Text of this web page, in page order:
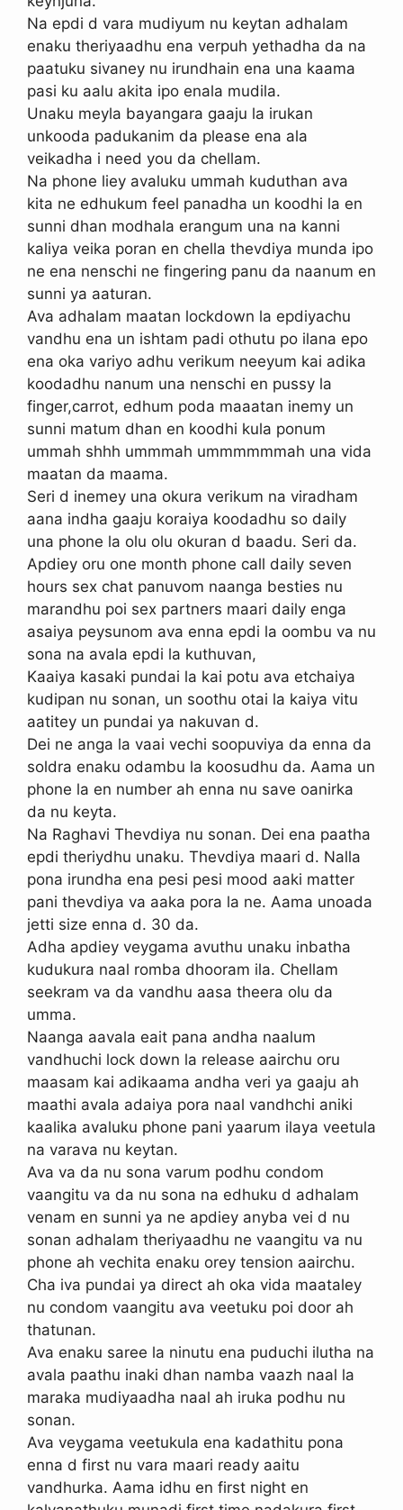
Na epdi d vara mudiyum nu keytan adhalam
enaku theriyaadhu ena verpuh yethadha da na
paatuku sivaney nu irundhain ena una kaama
pasi ku aalu akita ipo enala mudila.
Unaku meyla bayangara gaaju la irukan
unkooda padukanim da please ena ala
veikadha i need you da chellam.
Na phone liey avaluku ummah kuduthan ava
kita ne edhukum feel panadha un koodhi la en
sunni dhan modhala erangum una na kanni
kaliya veika poran en chella thevdiya munda ipo
ne ena nenschi ne fingering panu da naanum en
sunni ya aaturan.
Ava adhalam maatan lockdown la epdiyachu
vandhu ena un ishtam padi othutu po ilana epo
ena oka variyo adhu verikum neeyum kai adika
koodadhu nanum una nenschi en pussy la
finger,carrot, edhum poda maaatan inemy un
sunni matum dhan en koodhi kula ponum
ummah shhh ummmah ummmmmmah una vida
maatan da maama.
Seri d inemey una okura verikum na viradham
aana indha gaaju koraiya koodadhu so daily
una phone la olu olu okuran d baadu. Seri da.
Apdiey oru one month phone call daily seven
hours sex chat panuvom naanga besties nu
marandhu poi sex partners maari daily enga
asaiya peysunom ava enna epdi la oombu va nu
sona na avala epdi la kuthuvan,
Kaaiya kasaki pundai la kai potu ava etchaiya
kudipan nu sonan, un soothu otai la kaiya vitu
aatitey un pundai ya nakuvan d.
Dei ne anga la vaai vechi soopuviya da enna da
soldra enaku odambu la koosudhu da. Aama un
phone la en number ah enna nu save oanirka
da nu keyta.
Na Raghavi Thevdiya nu sonan. Dei ena paatha
epdi theriydhu unaku. Thevdiya maari d. Nalla
pona irundha ena pesi pesi mood aaki matter
pani thevdiya va aaka pora la ne. Aama unoada
jetti size enna d. 30 da.
Adha apdiey veygama avuthu unaku inbatha
kudukura naal romba dhooram ila. Chellam
seekram va da vandhu aasa theera olu da
umma.
Naanga aavala eait pana andha naalum
vandhuchi lock down la release aairchu oru
maasam kai adikaama andha veri ya gaaju ah
maathi avala adaiya pora naal vandhchi aniki
kaalika avaluku phone pani yaarum ilaya veetula
na varava nu keytan.
Ava va da nu sona varum podhu condom
vaangitu va da nu sona na edhuku d adhalam
venam en sunni ya ne apdiey anyba vei d nu
sonan adhalam theriyaadhu ne vaangitu va nu
phone ah vechita enaku orey tension aairchu.
Cha iva pundai ya direct ah oka vida maataley
nu condom vaangitu ava veetuku poi door ah
thatunan.
Ava enaku saree la ninutu ena puduchi ilutha na
avala paathu inaki dhan namba vaazh naal la
maraka mudiyaadha naal ah iruka podhu nu
sonan.
Ava veygama veetukula ena kadathitu pona
enna d first nu vara maari ready aaitu
vandhurka. Aama idhu en first night en